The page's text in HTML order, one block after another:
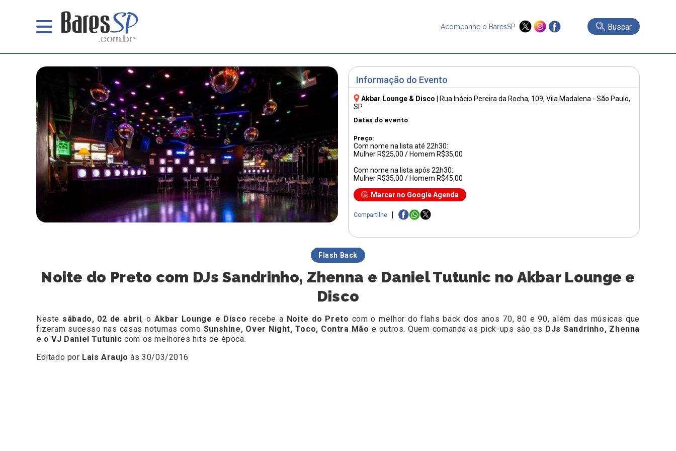
Acompanhe o BaresSP Buscar
Informação do Evento
Akbar Lounge & Disco Rua Inácio Pereira da Rocha, 109, Vila Madalena - São Paulo,
SP
Datas do evento
Preço:
Com nome na lista até 22h30:
Mulher R$25,00 / Homem R$35,00
Com nome na lista após 22h30:
Mulher R$35,00 / Homem R$45,00
Marcar no Google Agenda
Compartilhe
Flash Back
Noite do Preto com DJs Sandrinho, Zhenna e Daniel Tutunic no Akbar Lounge e
Disco
Neste sábado, 02 de abril, o Akbar Lounge e Discorecebe a Noite do Preto com o melhor do flahs back dos anos 70, 80 e 90, além das músicas que
fizeram sucesso nas casas noturnas como Sunshine, Over Night, Toco, Contra Mão e outros. Quem comanda as pick-ups são os DJs Sandrinho, Zhenna
e o VJ Daniel Tutuniccom os melhores hits de época.
Editado por Lais Araujo às 30/03/2016